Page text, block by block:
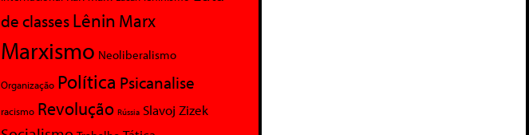
de classesLênin Marx
Marxismo Neoliberalismo
Organização Política Psicanalise
racismo Revolução Rússia Slavoj Zizek